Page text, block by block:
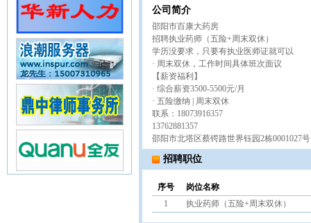
公司简介
邵阳市百康大药房
招聘执业药师（五险+周末双休）
学历没要求，只要有执业医师证就可以
· 周末双休，工作时间具体班次面议
【薪资福利】
· 综合薪资3500-5500元/月
· 五险缴纳 | 周末双休
联系：18073916357
13762881357
邵阳市北塔区蔡锷路世界钰园2栋0001027
招聘职位
序号
岗位名称
1
执业药师（五险+周末双休）